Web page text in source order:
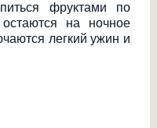
фруктами по
на ночное
легкий ужин и